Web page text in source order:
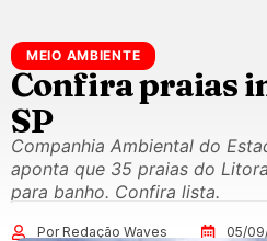
MEIO AMBIENTE
Confira praias
SP
Companhia Ambiental do
aponta que 35 praias do
para banho. Confira lista.
Por Redação Waves 05/